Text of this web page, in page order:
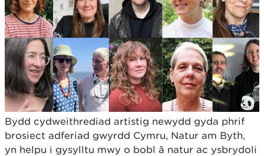
Bydd cydweithrediad artistig newydd gyda phrif
brosiect adferiad gwyrdd Cymru, Natur am Byth,
yn helpu i gysylltu mwy o bobl â natur ac ysbrydoli